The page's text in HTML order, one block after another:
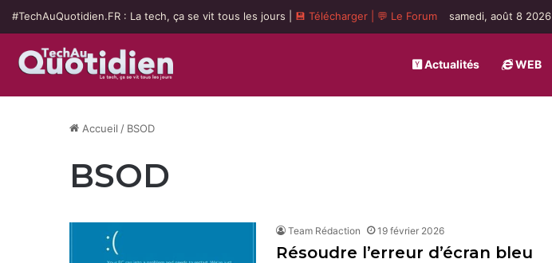
#TechAuQuotidien.FR : La tech, ça se vit tous les jours | 💾 Télécharger 💬 Le Forum samedi, août 8 2026
Actualités WEB
Accueil / BSOD
BSOD
Team Rédaction 19 février 2026
Résoudre l’erreur d’écran bleu